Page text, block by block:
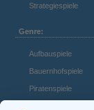
Strategiespiele
Genre:
Aufbauspiele
Bauernhofspiele
Piratenspiele